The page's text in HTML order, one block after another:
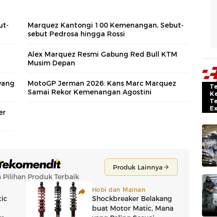
Marquez Kantongi 100 Kemenangan, Sebut-
sebut Pedrosa hingga Rossi
Alex Marquez Resmi Gabung Red Bull KTM
Musim Depan
MotoGP Jerman 2026: Kans Marc Marquez
Samai Rekor Kemenangan Agostini